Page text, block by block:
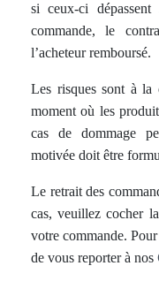
si ceux-ci
commande, le
l’acheteur remboursé.
Les risques sont à la
moment où les
cas de dommage
motivée doit être
Le retrait des
cas, veuillez cocher
votre commande.
de vous reporter à nos